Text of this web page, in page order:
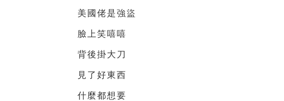
美國佬是強盜
臉上笑嘻嘻
背後掛大刀
見了好東西
什麼都想要